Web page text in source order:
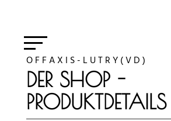
O F F A X I S - L U T R Y ( V D )
DER SHOP -
PRODUKTDETAILS